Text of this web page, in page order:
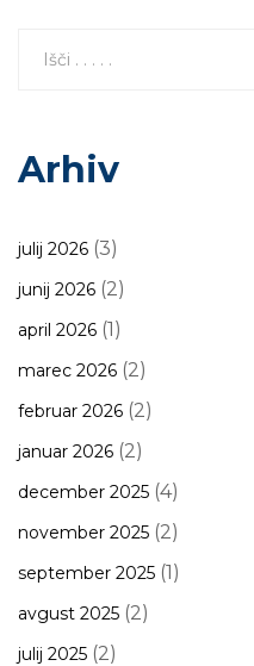
Arhiv
julij 2026 (3)
junij 2026 (2)
april 2026 (1)
marec 2026 (2)
februar 2026 (2)
januar 2026 (2)
december 2025 (4)
november 2025 (2)
september 2025 (1)
avgust 2025 (2)
julij 2025 (2)